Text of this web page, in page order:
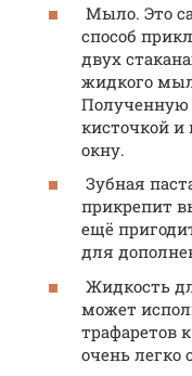
Мыло. Это
способ
двух
жидкого
Полученную
кисточкой
окну.
Зубная
прикрепит
ещё
для
Жидкость
может
трафаретов
очень легко